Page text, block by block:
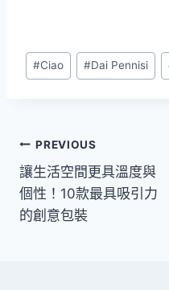
Post
Tags:
#Ciao #Dai Pennisi
文
章
導
PREVIOUS
讓生活空間更具溫度與
個性！10款最具吸引力
的創意包裝